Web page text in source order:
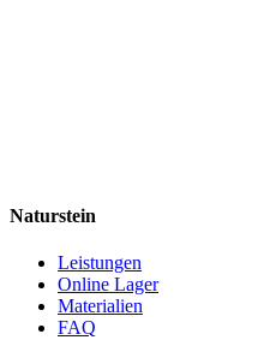
Naturstein
Leistungen
Online Lager
Materialien
FAQ